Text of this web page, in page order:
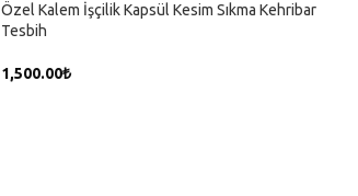
Özel Kalem İşçilik Kapsül Kesim Sıkma Kehribar
Tesbih
1,500.00₺